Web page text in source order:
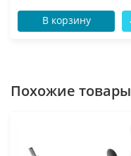
В корзину
Похожие товары